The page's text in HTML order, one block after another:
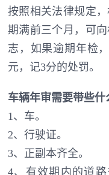
按照相关法律规定
期满前三个月，可
志，如果逾期年检
元，记3分的处罚。
车辆年审需要带些什
1、车。
2、行驶证。
3、正副本齐全。
4、有效期内的道